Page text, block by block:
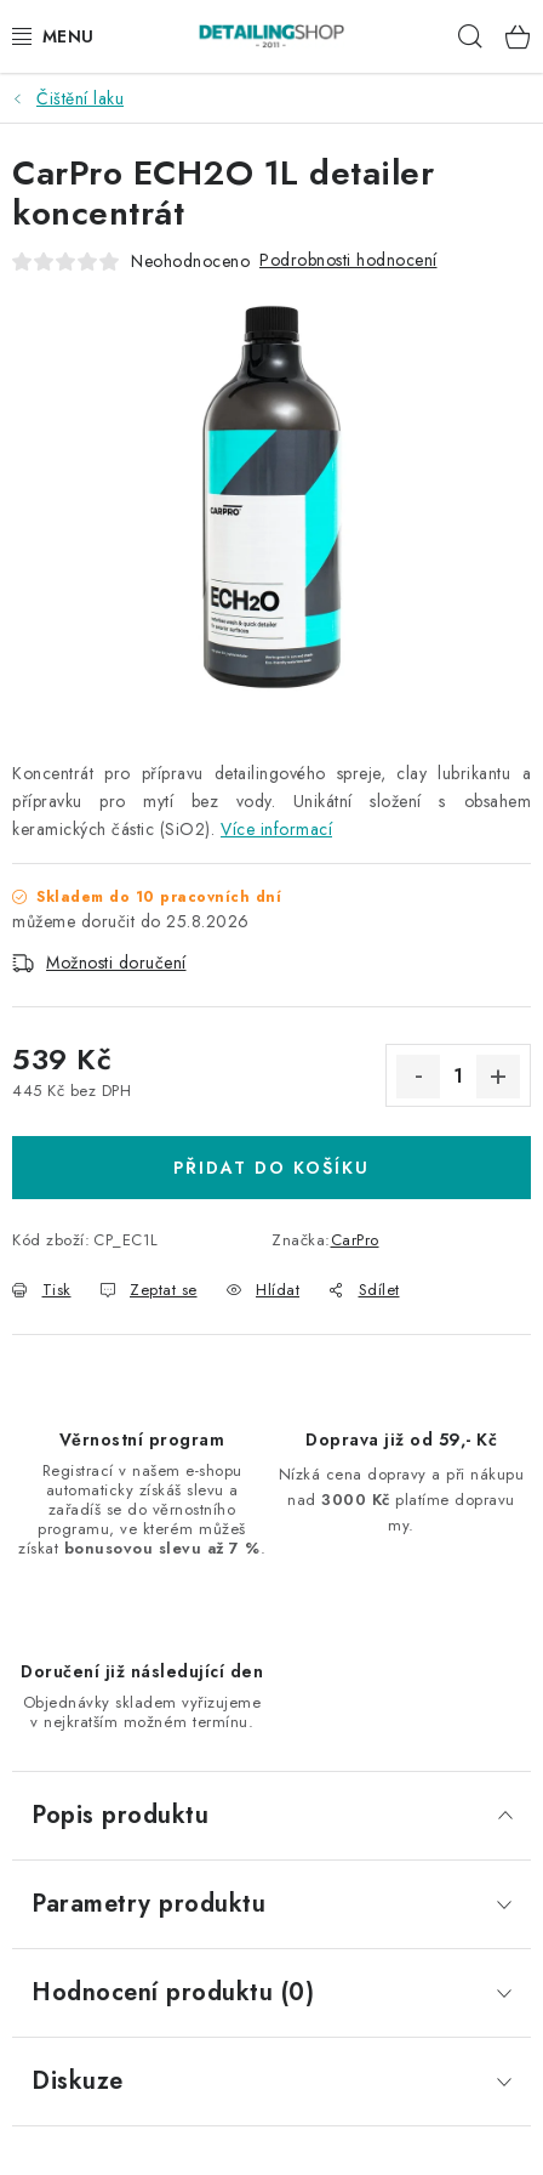
na
AKCE
NOVINKY
EXTERIÉR
DÁRKOVÉ SADY A POUKAZY
PRODÁVANÉ ZNAČKY
Věrnostní program
Všeobecné obchodní podmínky
Podmínky ochrany osobních údajů
Mapa serveru
Čištění laku
Koncentrát pro přípravu detailingového spreje, clay lubrikantu a
přípravku pro mytí bez vody. Unikátní složení s obsahem
keramických částic (SiO2). Více informací
Skladem do 10 pracovních dní
25.8.2026
Možnosti doručení
539 Kč
445 Kč bez DPH
PŘIDAT DO KOŠÍKU
Kód zboží: CP_EC1L Značka:CarPro
Tisk Zeptat se Hlídat Sdílet
CarPro ECH2O 1L detailer
koncentrát
Neohodnoceno Podrobnosti hodnocení
Věrnostní program
Registrací v našem e-shopu
automaticky získáš slevu a
zařadíš se do věrnostního
programu, ve kterém můžeš
získat bonusovou slevu až 7 %.
Doprava již od 59,- Kč
Nízká cena dopravy a při nákupu
nad3000 Kč platíme dopravu
my.
Doručení již následující den
Objednávky skladem vyřizujeme
v nejkratším možném termínu.
Popis produktu
Parametry produktu
Hodnocení produktu (0)
Diskuze